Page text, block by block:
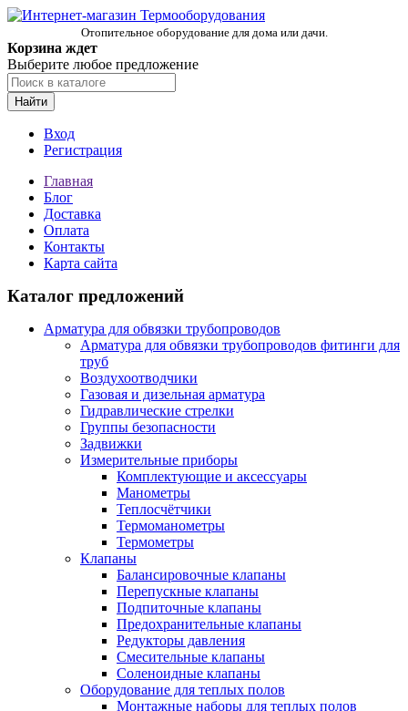
Отопительное оборудование для дома или дачи.
Корзина ждет
Выберите любое предложение
Найти
Вход
Регистрация
Главная
Блог
Доставка
Оплата
Контакты
Карта сайта
Каталог предложений
Арматура для обвязки трубопроводов
Арматура для обвязки трубопроводов фитинги для
труб
Воздухоотводчики
Газовая и дизельная арматура
Гидравлические стрелки
Группы безопасности
Задвижки
Измерительные приборы
Комплектующие и аксессуары
Манометры
Теплосчётчики
Термоманометры
Термометры
Клапаны
Балансировочные клапаны
Перепускные клапаны
Подпиточные клапаны
Предохранительные клапаны
Редукторы давления
Смесительные клапаны
Соленоидные клапаны
Оборудование для теплых полов
Монтажные наборы для теплых полов